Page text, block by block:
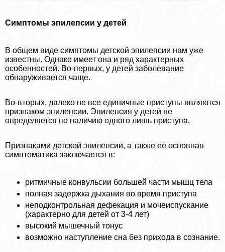
Симптомы эпилепсии у детей
В общем виде симптомы детской эпилепсии нам уже
известны. Однако имеет она и ряд хаpaктерных
особенностей. Во-первых, у детей заболевание
обнаруживается чаще.
Во-вторых, далеко не все единичные приступы являются
признаком эпилепсии. Эпилепсия у детей не
определяется по наличию одного лишь приступа.
Признаками детской эпилепсии, а также её основная
симптоматика заключается в:
ритмичные конвульсии большей части мышц тела
полная задержка дыхания во время приступа
неподконтрольная дефекация и мочеиспускание
(хаpaктерно для детей от 3-4 лет)
высокий мышечный тонус
возможно наступление сна без прихода в сознание.